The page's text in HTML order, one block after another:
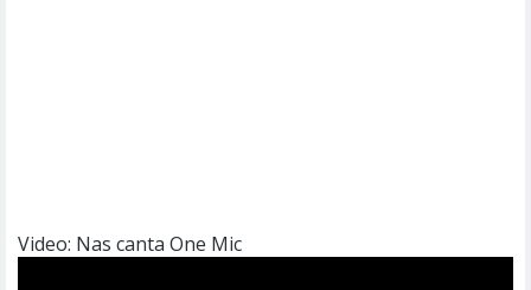
Video: Nas canta One Mic